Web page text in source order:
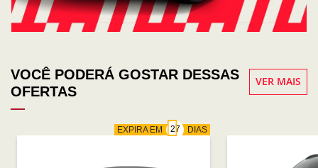
VOCÊ PODERÁ GOSTAR DESSAS
OFERTAS
VER MAIS
EXPIRA EM DIAS